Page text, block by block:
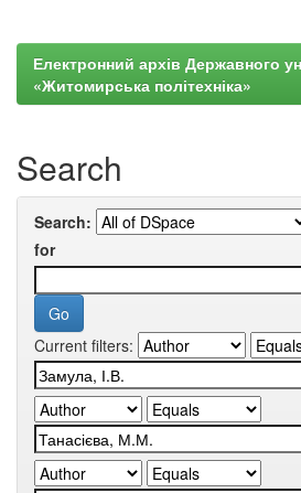
Електронний архів Державного
«Житомирська політехніка»
Search
Search:
for
Current filters: